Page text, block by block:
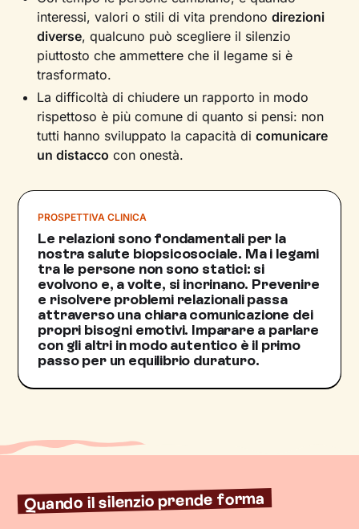
interessi, valori o stili di vita prendonodirezioni
diverse, qualcuno può scegliere il silenzio
piuttosto che ammettere che il legame si è
trasformato.
La difficoltà di chiudere un rapporto in modo
rispettoso è più comune di quanto si pensi: non
tutti hanno sviluppato la capacità dicomunicare
un distacco con onestà.
PROSPETTIVA CLINICA
Le relazioni sono fondamentali per la
nostra salute biopsicosociale. Ma i legami
tra le persone non sono statici: si
evolvono e, a volte, si incrinano. Prevenire
e risolvere problemi relazionali passa
attraverso una chiara comunicazione dei
propri bisogni emotivi. Imparare a parlare
con gli altri in modo autentico è il primo
passo per un equilibrio duraturo.
Quando il silenzio prende forma